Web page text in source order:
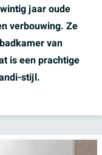
jaar oude
verbouwing. Ze
van
is een prachtige
stijl.